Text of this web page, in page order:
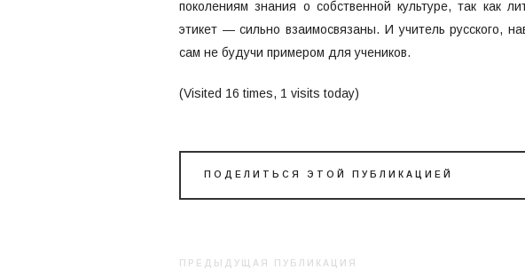
поколениям знания о собственной культуре, так как
этикет — сильно взаимосвязаны. И учитель русского,
сам не будучи примером для учеников.
(Visited 16 times, 1 visits today)
ПОДЕЛИТЬСЯ ЭТОЙ ПУБЛИКАЦИЕЙ
ПРЕДЫДУЩАЯ ПУБЛИКАЦИЯ